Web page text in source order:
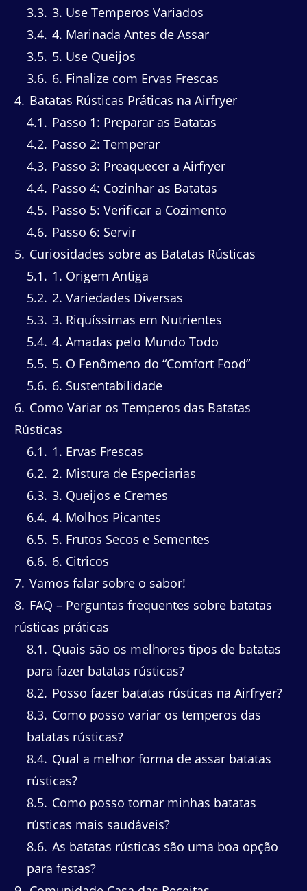
3.3 3. Use Temperos Variados
3.4 4. Marinada Antes de Assar
3.5 5. Use Queijos
3.6 6. Finalize com Ervas Frescas
4 Batatas Rústicas Práticas na Airfryer
4.1
Passo 1: Preparar as Batatas
4.2 Passo 2: Temperar
4.3 Passo 3: Preaquecer a Airfryer
4.4 Passo 4: Cozinhar as Batatas
4.5 Passo 5: Verificar a Cozimento
4.6 Passo 6: Servir
5 Curiosidades sobre as Batatas Rústicas
5.1
1. Origem Antiga
5.2 2. Variedades Diversas
5.3 3. Riquíssimas em Nutrientes
5.4 4. Amadas pelo Mundo Todo
5.5 5. O Fenômeno do “Comfort Food”
5.6 6. Sustentabilidade
6 Como Variar os Temperos das Batatas
Rústicas
6.1
1. Ervas Frescas
6.2 2. Mistura de Especiarias
6.3 3. Queijos e Cremes
6.4 4. Molhos Picantes
6.5 5. Frutos Secos e Sementes
6.6 6. Citricos
7 Vamos falar sobre o sabor!
8 FAQ – Perguntas frequentes sobre batatas
rústicas práticas
8.1
Quais são os melhores tipos de batatas
para fazer batatas rústicas?
8.2 Posso fazer batatas rústicas na Airfryer?
8.3 Como posso variar os temperos das
batatas rústicas?
8.4 Qual a melhor forma de assar batatas
rústicas?
8.5 Como posso tornar minhas batatas
rústicas mais saudáveis?
8.6 As batatas rústicas são uma boa opção
para festas?